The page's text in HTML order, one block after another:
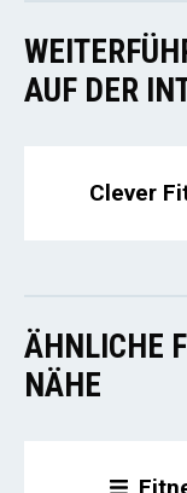
AUF DER
Clever
ÄHNLICHE
NÄHE